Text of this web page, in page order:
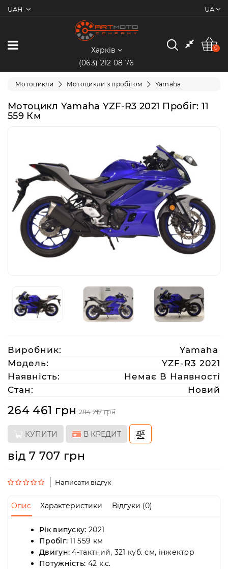
UAH UA
0
Категорії
Мотоцикли
Електротранспорт
Екіпіювання
Запчастини
Аксесуари
Харків
(063)
212
08
artmoto.info@gmail.com
Режим
роботи:
Пн-
09:00
19:00
Сб
19:00
Харків
(063) 212 08 76
0
Мотоцикли Мотоцикли з пробігом Yamaha
Мотоцикл Yamaha YZF-R3 2021 Пробіг: 11
559 Км
Виробник:
Yamaha
Модель:
YZF-R3 2021
Наявність:
Немає В Наявності
Стан:
Новий
264 461 грн 284 217 грн
КУПИТИ В КРЕДИТ
від 7 707 грн
Написати відгук
Опис Характеристики Відгуки (0)
Рік випуску: 2021
Пробіг: 11 559 км
Двигун: 4-тактний, 321 куб. см, інжектор
Потужність: 42 к.с.